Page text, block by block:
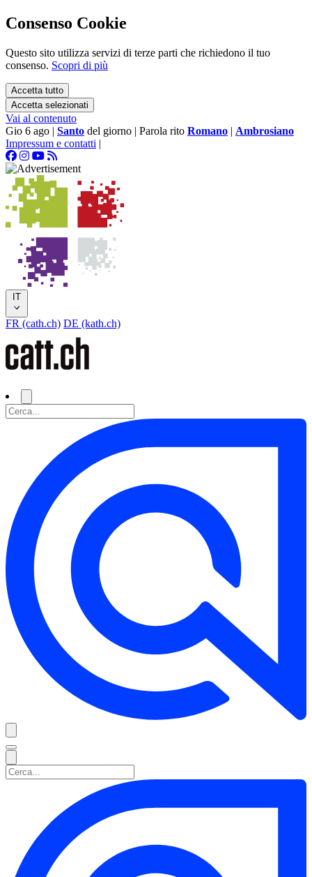
Consenso Cookie
Questo sito utilizza servizi di terze parti che richiedono il tuo
consenso. Scopri di più
Accetta tutto
Accetta selezionati
Vai al contenuto
Gio 6 ago | Santo del giorno | Parola rito Romano | Ambrosiano
Impressum e contatti |
IT
FR (cath.ch) DE (kath.ch)